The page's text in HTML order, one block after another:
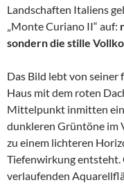
Landschaften Italiens
„Monte Curiano II“ auf:
sondern die stille
Das Bild lebt von seiner
Haus mit dem roten
Mittelpunkt inmitten
dunkleren Grüntöne im
zu einem lichteren
Tiefenwirkung entsteht.
verlaufenden